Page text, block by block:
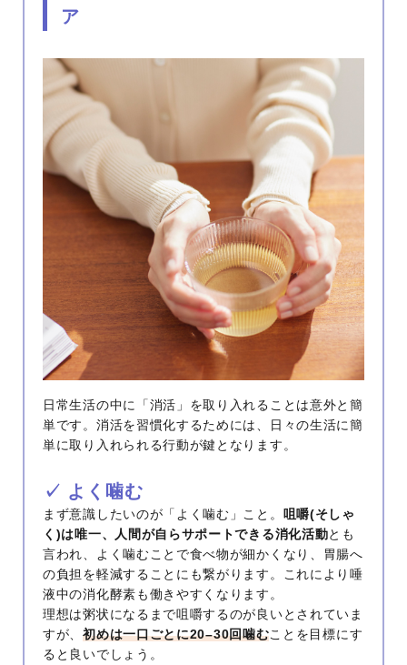
ア
日常生活の中に「消活」を取り入れることは意外と簡
単です。消活を習慣化するためには、日々の生活に簡
単に取り入れられる行動が鍵となります。
✓ よく噛む
まず意識したいのが「よく噛む」こと。
咀嚼(そしゃ
く)は唯一、人間が自らサポートできる消化活動とも
言われ、よく噛むことで食べ物が細かくなり、胃腸へ
の負担を軽減することにも繋がります。これにより唾
液中の消化酵素も働きやすくなります。
理想は粥状になるまで咀嚼するのが良いとされていま
すが、初めは一口ごとに20–30回噛むことを目標にす
ると良いでしょう。